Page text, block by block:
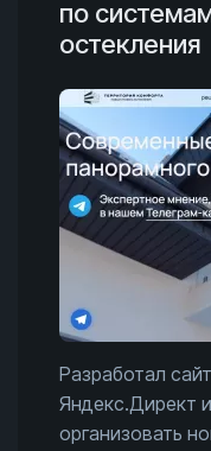
по
остекления
Разработал
Яндекс.Директ
организовать